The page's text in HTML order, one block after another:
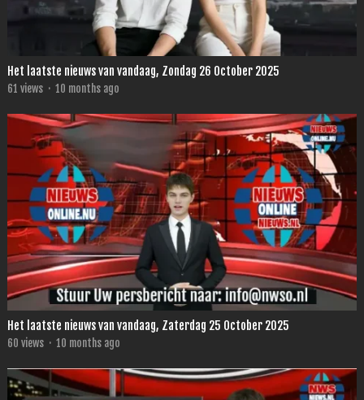
Het laatste nieuws van vandaag, Zondag 26 October 2025
61 views · 10 months ago
Het laatste nieuws van vandaag, Zaterdag 25 October 2025
60 views · 10 months ago